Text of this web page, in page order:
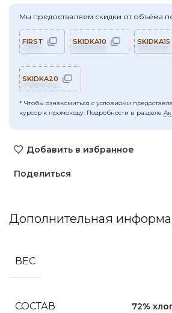
Мы предоставляем скидки от объёма
FIRST SKIDKA10 SKIDKA15
SKIDKA20
* Чтобы ознакомиться с условиями
курсор к промокоду. Подробности в разделе
Добавить в избранное
Поделиться
Дополнительная
ВЕС
СОСТАВ 72%